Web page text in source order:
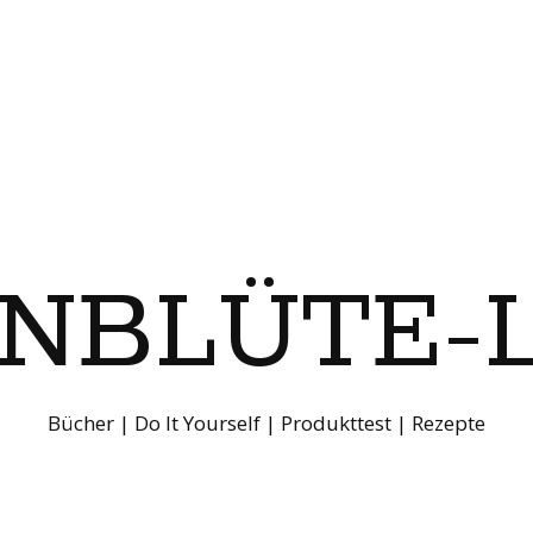
Bücher | Do It Yourself | Produkttest | Rezepte